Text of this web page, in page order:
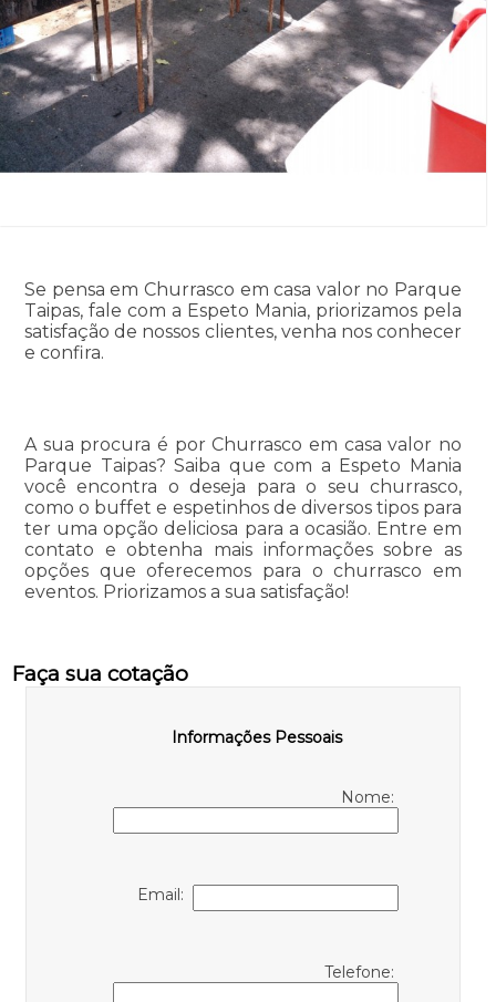
Se pensa em Churrasco em casa valor no Parque
Taipas, fale com a Espeto Mania, priorizamos pela
satisfação de nossos clientes, venha nos conhecer
e confira.
A sua procura é por Churrasco em casa valor no
Parque Taipas? Saiba que com a Espeto Mania
você encontra o deseja para o seu churrasco,
como o buffet e espetinhos de diversos tipos para
ter uma opção deliciosa para a ocasião. Entre em
contato e obtenha mais informações sobre as
opções que oferecemos para o churrasco em
eventos. Priorizamos a sua satisfação!
Faça sua cotação
Informações Pessoais
Nome:
Email:
Telefone: